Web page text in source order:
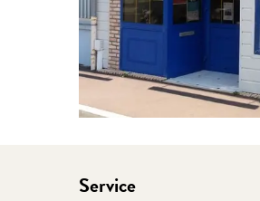
Service